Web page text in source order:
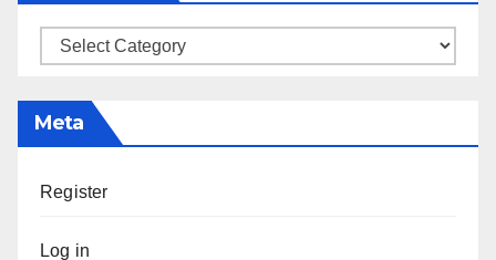
Categories
Meta
Register
Log in